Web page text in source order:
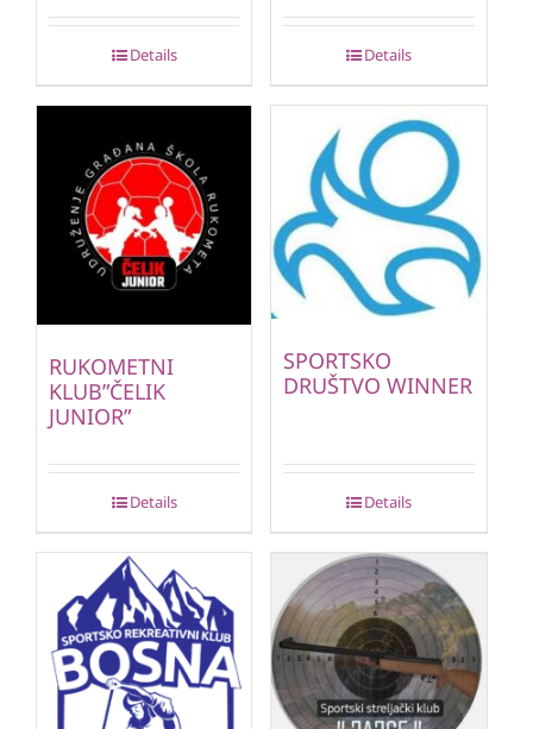
Details Details
RUKOMETNI
KLUB”ČELIK
JUNIOR”
Details
SPORTSKO
DRUŠTVO WINNER
Details